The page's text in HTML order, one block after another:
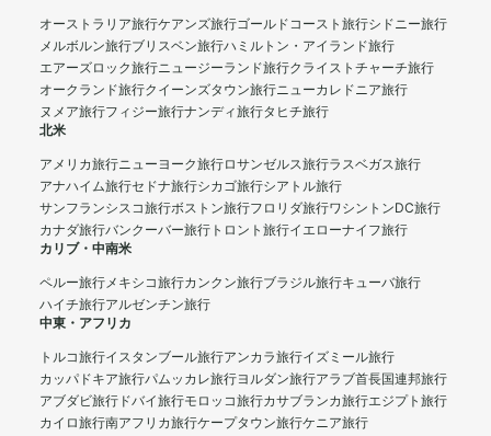
オーストラリア旅行ケアンズ旅行ゴールドコースト旅行シドニー旅行
メルボルン旅行ブリスベン旅行ハミルトン・アイランド旅行
エアーズロック旅行ニュージーランド旅行クライストチャーチ旅行
オークランド旅行クイーンズタウン旅行ニューカレドニア旅行
ヌメア旅行フィジー旅行ナンディ旅行タヒチ旅行
北米
アメリカ旅行ニューヨーク旅行ロサンゼルス旅行ラスベガス旅行
アナハイム旅行セドナ旅行シカゴ旅行シアトル旅行
サンフランシスコ旅行ボストン旅行フロリダ旅行ワシントンDC旅行
カナダ旅行バンクーバー旅行 トロント旅行イエローナイフ旅行
カリブ・中南米
ペルー旅行メキシコ旅行カンクン旅行ブラジル旅行キューバ旅行
ハイチ旅行アルゼンチン旅行
中東・アフリカ
トルコ旅行イスタンブール旅行アンカラ旅行イズミール旅行
カッパドキア旅行パムッカレ旅行ヨルダン旅行アラブ首長国連邦旅行
アブダビ旅行 ドバイ旅行モロッコ旅行カサブランカ旅行エジプト旅行
カイロ旅行南アフリカ旅行ケープタウン旅行ケニア旅行